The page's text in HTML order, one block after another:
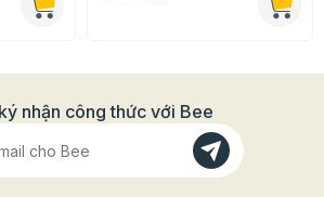
nhận công thức với Bee